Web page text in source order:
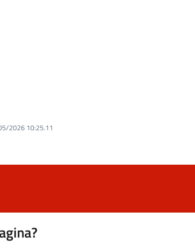
2026 10:25.11